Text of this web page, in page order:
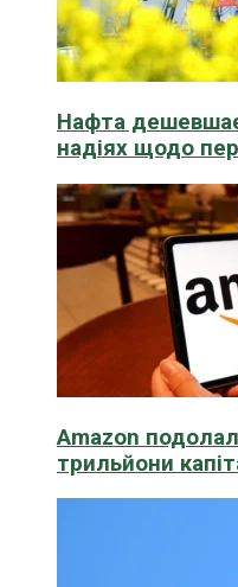
Нафта
надіях щодо
Amazon
трильйони